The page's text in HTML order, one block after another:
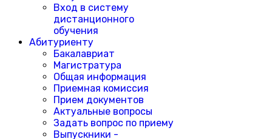
Вход в систему
дистанционного
обучения
Абитуриенту
Бакалавриат
Магистратура
Общая информация
Приемная комиссия
Прием документов
Актуальные вопросы
Задать вопрос по приему
Выпускники -